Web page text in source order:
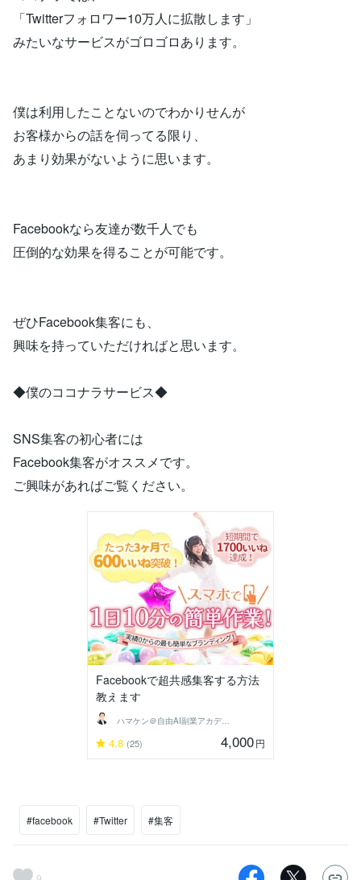
「Twitterフォロワー10万人に拡散します」
みたいなサービスがゴロゴロあります。
僕は利用したことないのでわかりせんが
お客様からの話を伺ってる限り、
あまり効果がないように思います。
Facebookなら友達が数千人でも
圧倒的な効果を得ることが可能です。
ぜひFacebook集客にも、
興味を持っていただければと思います。
◆僕のココナラサービス◆
SNS集客の初心者には
Facebook集客がオススメです。
ご興味があればご覧ください。
Facebookで超共感集客する方法
教えます
ハマケン＠自由AI副業アカデミー主宰
4.8 (25) 4,000円
#facebook #Twitter #集客